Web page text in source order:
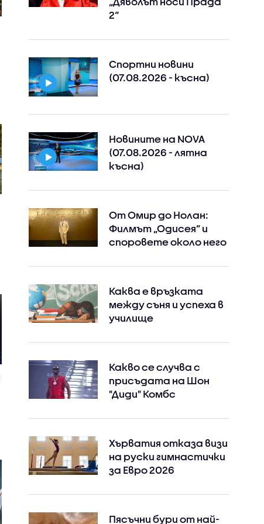
2“
Спортни новини
(07.08.2026 - късна)
Новините на NOVA
(07.08.2026 - лятна
късна)
От Омир до Нолан:
Филмът „Одисея” и
споровете около него
Каква е връзката
между съня и успеха в
училище
Какво се случва с
присъдата на Шон
"Диди" Комбс
Хърватия отказа визи
на руски гимнастички
за Евро 2026
Пясъчни бури от най-